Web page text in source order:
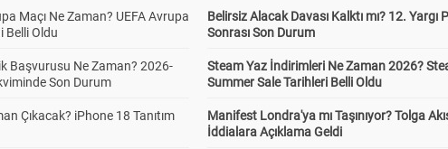
Maçı Ne Zaman? UEFA Avrupa
Belli Oldu
Başvurusu Ne Zaman? 2026-
Son Durum
Çıkacak? iPhone 18 Tanıtım
Belirsiz Alacak Davası Kalktı mı? 12. Yargı
Sonrası Son Durum
Steam Yaz İndirimleri Ne Zaman 2026?
Summer Sale Tarihleri Belli Oldu
Manifest Londra'ya mı Taşınıyor? Tolga
İddialara Açıklama Geldi